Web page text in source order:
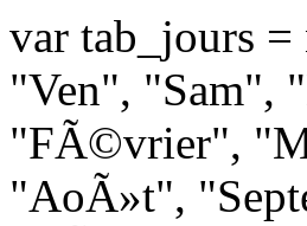
var tab_jours
"Ven", "Sam",
"FÃ©vrier",
"AoÃ»t",